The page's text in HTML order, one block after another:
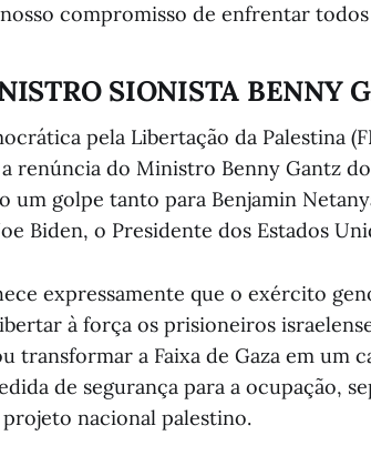
compromisso de enfrentar
SIONISTA BENNY
pela Libertação da Palestina
renúncia do Ministro Benny Gantz
um golpe tanto para Benjamin
Biden, o Presidente dos Estados
expressamente que o exército
à força os prisioneiros
transformar a Faixa de Gaza em um
de segurança para a ocupação,
nacional palestino.